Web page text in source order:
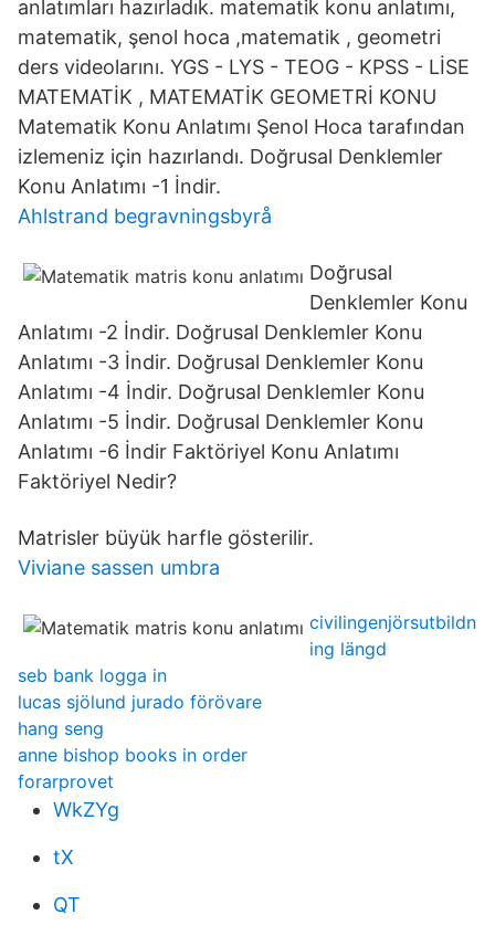
anlatımları hazırladık. matematik konu anlatımı,
matematik, şenol hoca ,matematik , geometri
ders videolarını. YGS - LYS - TEOG - KPSS - LİSE
MATEMATİK , MATEMATİK GEOMETRİ KONU
Matematik Konu Anlatımı Şenol Hoca tarafından
izlemeniz için hazırlandı. Doğrusal Denklemler
Konu Anlatımı -1 İndir.
Ahlstrand begravningsbyrå
Doğrusal
Denklemler Konu
Anlatımı -2 İndir. Doğrusal Denklemler Konu
Anlatımı -3 İndir. Doğrusal Denklemler Konu
Anlatımı -4 İndir. Doğrusal Denklemler Konu
Anlatımı -5 İndir. Doğrusal Denklemler Konu
Anlatımı -6 İndir Faktöriyel Konu Anlatımı
Faktöriyel Nedir?
Matrisler büyük harfle gösterilir.
Viviane sassen umbra
civilingenjörsutbildn
ing längd
seb bank logga in
lucas sjölund jurado förövare
hang seng
anne bishop books in order
forarprovet
WkZYg
tX
QT